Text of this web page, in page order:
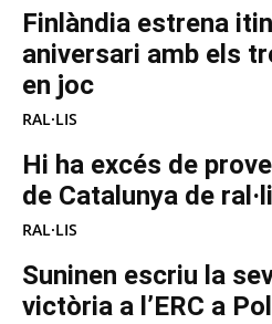
Finlàndia estrena
aniversari amb els
en joc
RAL·LIS
Hi ha excés de
de Catalunya de
RAL·LIS
Suninen escriu la
victòria a l’ERC a